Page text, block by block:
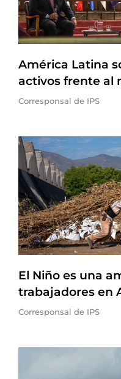
América Latina
activos frente al
Corresponsal de IPS
El Niño es una
trabajadores en
Corresponsal de IPS